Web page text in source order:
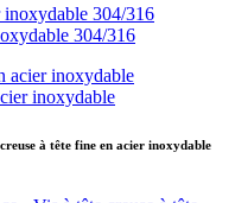
304/316
inoxydable
à tête fine en acier inoxydable